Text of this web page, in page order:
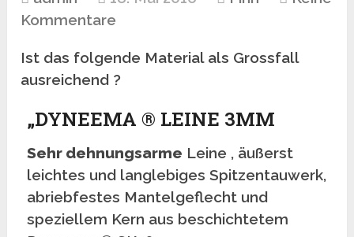
Kommentare
Ist das folgende Material als Grossfall
ausreichend ?
„DYNEEMA ® LEINE 3MM
Sehr dehnungsarme Leine , äußerst
leichtes und langlebiges Spitzentauwerk,
abriebfestes Mantelgeflecht und
speziellem Kern aus beschichtetem